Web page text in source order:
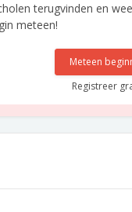
terugvinden en
meteen!
Meteen
Registreer